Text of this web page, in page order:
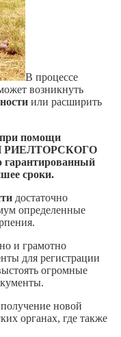
В процессе
возникнуть
или расширить
помощи
РИЕЛТОРСКОГО
сроки.
достаточно
определенные
и грамотно
для регистрации
огромные
новой
органах, где также